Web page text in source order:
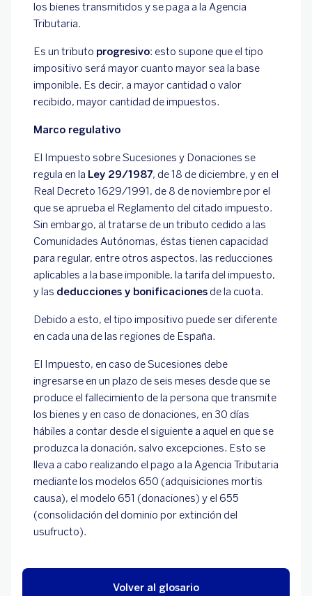
los bienes transmitidos y se paga a la Agencia
Tributaria.
Es un tributo progresivo: esto supone que el tipo
impositivo será mayor cuanto mayor sea la base
imponible. Es decir, a mayor cantidad o valor
recibido, mayor cantidad de impuestos.
Marco regulativo
El Impuesto sobre Sucesiones y Donaciones se
regula en la Ley 29/1987, de 18 de diciembre, y en el
Real Decreto 1629/1991, de 8 de noviembre por el
que se aprueba el Reglamento del citado impuesto.
Sin embargo, al tratarse de un tributo cedido a las
Comunidades Autónomas, éstas tienen capacidad
para regular, entre otros aspectos, las reducciones
aplicables a la base imponible, la tarifa del impuesto,
y las deducciones y bonificaciones de la cuota.
Debido a esto, el tipo impositivo puede ser diferente
en cada una de las regiones de España.
El Impuesto, en caso de Sucesiones debe
ingresarse en un plazo de seis meses desde que se
produce el fallecimiento de la persona que transmite
los bienes y en caso de donaciones, en 30 días
hábiles a contar desde el siguiente a aquel en que se
produzca la donación, salvo excepciones. Esto se
lleva a cabo realizando el pago a la Agencia Tributaria
mediante los modelos 650 (adquisiciones mortis
causa), el modelo 651 (donaciones) y el 655
(consolidación del dominio por extinción del
usufructo).
Volver al glosario